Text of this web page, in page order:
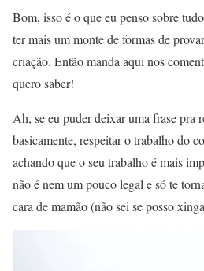
Bom, isso é o que eu penso sobre
ter mais um monte de formas de
criação. Então manda aqui nos
quero saber!
Ah, se eu puder deixar uma frase pra
basicamente, respeitar o trabalho do
achando que o seu trabalho é mais
não é nem um pouco legal e só te
cara de mamão (não sei se posso